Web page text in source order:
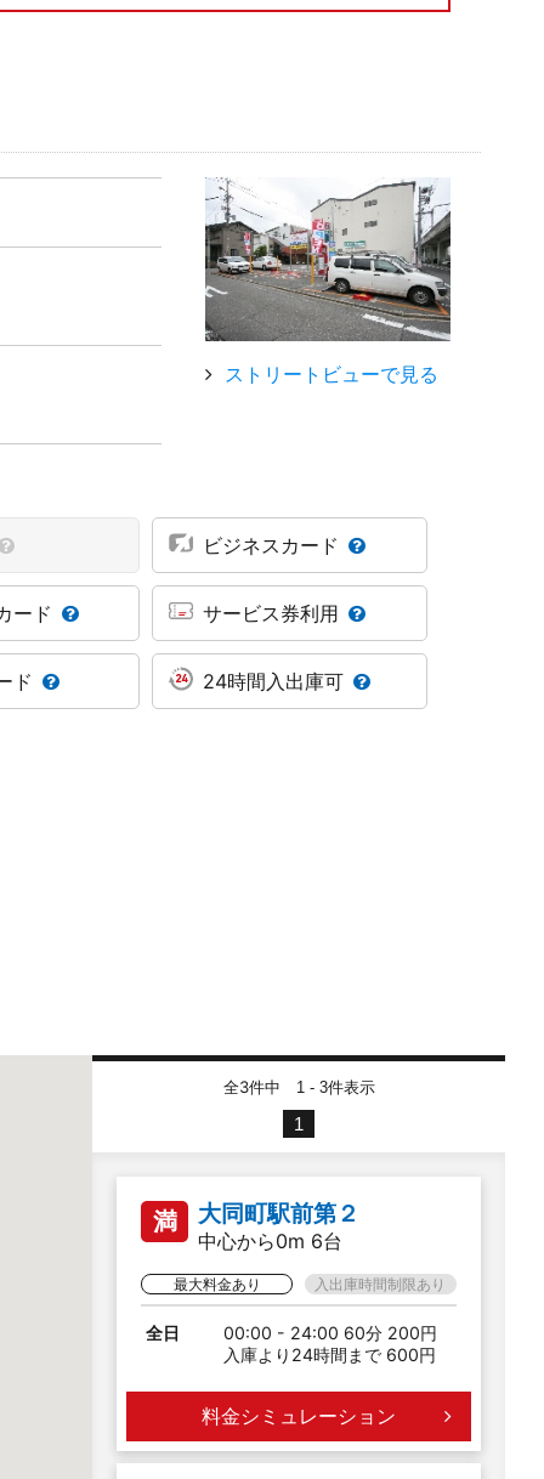
ストリートビューで見る
ビジネスカード
ード サービス券利用
ド 24時間入出庫可
全3件中 1 - 3件表示
1
満 大同町駅前第２
中心から0m 6台
最大料金あり 入出庫時間制限あり
全日
00:00 - 24:00 60分 200円
入庫より24時間まで 600円
料金シミュレーション